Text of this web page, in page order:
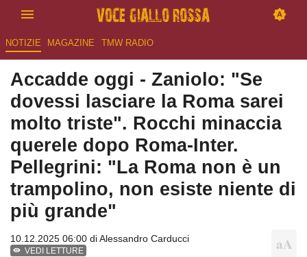
NOTIZIE MAGAZINE TMW RADIO
Accadde oggi - Zaniolo: "Se
dovessi lasciare la Roma sarei
molto triste". Rocchi minaccia
querele dopo Roma-Inter.
Pellegrini: "La Roma non è un
trampolino, non esiste niente di
più grande"
10.12.2025 06:00 diAlessandro Carducci
VEDI LETTURE